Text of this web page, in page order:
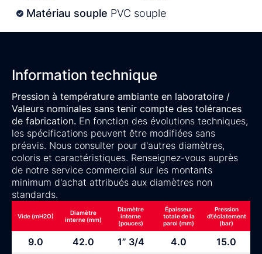
Matériau souple PVC souple
Information technique
Pression à température ambiante en laboratoire /
Valeurs nominales sans tenir compte des tolérances
de fabrication. En fonction des évolutions techniques,
les spécifications peuvent être modifiées sans
préavis. Nous consulter pour d'autres diamètres,
coloris et caractéristiques. Renseignez-vous auprès
de notre service commercial sur les montants
minimum d'achat attribués aux diamètres non
standards.
Vide (mH2O)
Diamètre
interne (mm)
Diamètre
interne
(pouces)
Épaisseur
totale de la
paroi (mm)
Pression
d\'éclatement
(bar)
9.0 42.0 1” 3/4 4.0
15.0